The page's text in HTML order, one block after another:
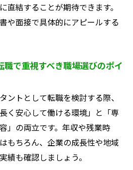
い建設コンサルタントの仕
ント転職の情報収集法と比
サルタント職を見極める判
直結することが期待できます。
や面接で具体的にアピールする
で重視すべき職場選びのポイ
ントとして転職を検討する際、
く安心して働ける環境」と「専
」の両立です。年収や残業時
もちろん、企業の成長性や地域
績も確認しましょう。